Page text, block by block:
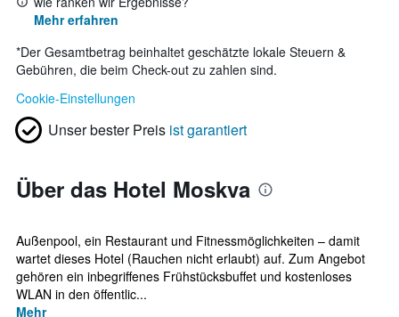
Mehr erfahren
*Der Gesamtbetrag beinhaltet geschätzte lokale Steuern &
Gebühren, die beim Check-out zu zahlen sind.
Cookie-Einstellungen
Unser bester Preis ist garantiert
Über das Hotel Moskva
Außenpool, ein Restaurant und Fitnessmöglichkeiten – damit
wartet dieses Hotel (Rauchen nicht erlaubt) auf. Zum Angebot
gehören ein inbegriffenes Frühstücksbuffet und kostenloses
WLAN in den öffentlic...
Mehr